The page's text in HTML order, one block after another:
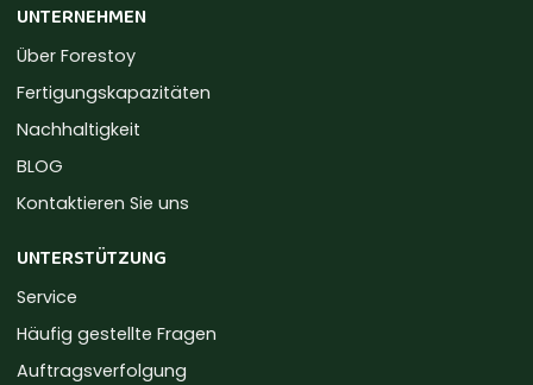
UNTERNEHMEN
Über Forestoy
Fertigungskapazitäten
Nachhaltigkeit
BLOG
Kontaktieren Sie uns
UNTERSTÜTZUNG
Service
Häufig gestellte Fragen
Auftragsverfolgung